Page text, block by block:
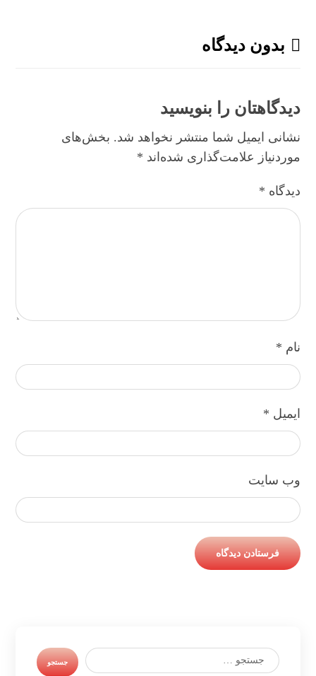
بدون دیدگاه
دیدگاهتان را بنویسید
نشانی ایمیل شما منتشر نخواهد شد. بخش‌های
موردنیاز علامت‌گذاری شده‌اند *
دیدگاه *
نام *
ایمیل *
وب‌ سایت